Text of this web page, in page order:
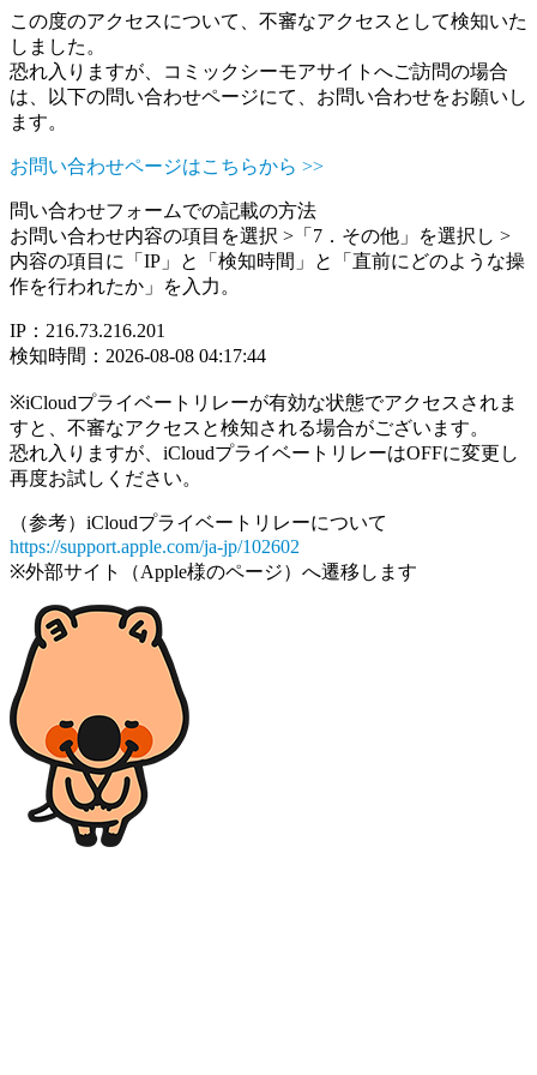
この度のアクセスについて、不審なアクセスとして検知いた
しました。
恐れ入りますが、コミックシーモアサイトへご訪問の場合
は、以下の問い合わせページにて、お問い合わせをお願いし
ます。
お問い合わせページはこちらから >>
問い合わせフォームでの記載の方法
お問い合わせ内容の項目を選択 >「7．その他」を選択し >
内容の項目に「IP」と「検知時間」と「直前にどのような操
作を行われたか」を入力。
IP：216.73.216.201
検知時間：2026-08-08 04:17:44
※iCloudプライベートリレーが有効な状態でアクセスされま
すと、不審なアクセスと検知される場合がございます。
恐れ入りますが、iCloudプライベートリレーはOFFに変更し
再度お試しください。
（参考）iCloudプライベートリレーについて
https://support.apple.com/ja-jp/102602
※外部サイト（Apple様のページ）へ遷移します